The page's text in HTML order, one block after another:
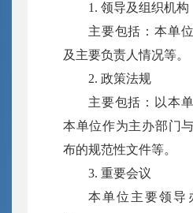
1. 领导及组织机构
主要包括：本单
及主要负责人情况等。
2. 政策法规
主要包括：以本
本单位作为主办部门
布的规范性文件等。
3. 重要会议
本单位主要领导